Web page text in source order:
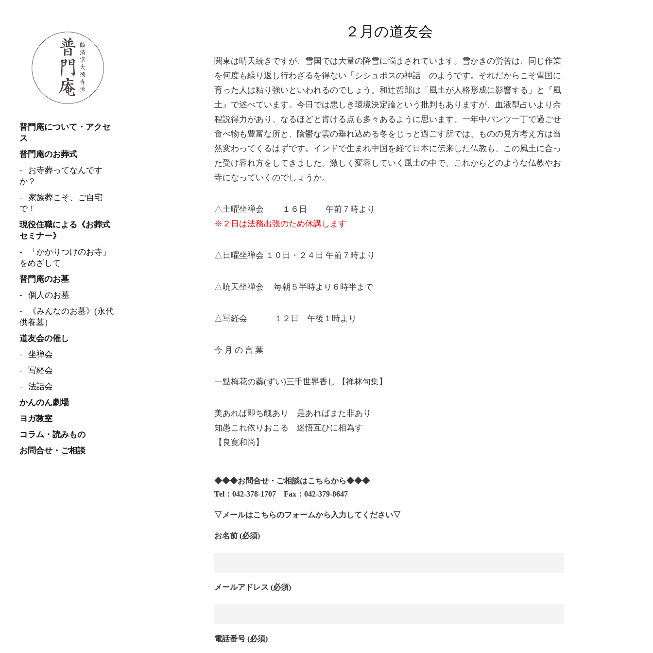
普門庵について・アクセ
ス
普門庵のお葬式
お寺葬ってなんです
か？
家族葬こそ、ご自宅
で！
現役住職による《お葬式
セミナー》
「かかりつけのお寺」
をめざして
普門庵のお墓
個人のお墓
《みんなのお墓》(永代
供養墓）
道友会の催し
坐禅会
写経会
法話会
かんのん劇場
ヨガ教室
コラム・読みもの
お問合せ・ご相談
２月の道友会
関東は晴天続きですが、雪国では大量の降雪に悩まされています。雪かきの労苦は、同じ作業
を何度も繰り返し行わざるを得ない「シシュポスの神話」のようです。それだからこそ雪国に
育った人は粘り強いといわれるのでしょう。和辻哲郎は「風土が人格形成に影響する」と『風
土』で述べています。今日では悪しき環境決定論という批判もありますが、血液型占いより余
程説得力があり、なるほどと肯ける点も多々あるように思います。一年中パンツ一丁で過ごせ
食べ物も豊富な所と、陰鬱な雲の垂れ込める冬をじっと過ごす所では、ものの見方考え方は当
然変わってくるはずです。インドで生まれ中国を経て日本に伝来した仏教も、この風土に合っ
た受け容れ方をしてきました。激しく変容していく風土の中で、これからどのような仏教やお
寺になっていくのでしょうか。
△土曜坐禅会 １６日 午前７時より
※２日は法務出張のため休講します
△日曜坐禅会 １０日・２４日 午前７時より
△暁天坐禅会 毎朝５半時より６時半まで
△写経会 １２日 午後１時より
今 月 の 言 葉
一點梅花の蘂(ずい)三千世界香し 【禅林句集】
美あれば即ち醜あり 是あればまた非あり
知愚これ依りおこる 迷悟互ひに相為す
【良寛和尚】
◆◆◆お問合せ・ご相談はこちらから◆◆◆
Tel：042-378-1707 Fax：042-379-8647
▽メールはこちらのフォームから入力してください▽
お名前 (必須)
メールアドレス (必須)
電話番号 (必須)